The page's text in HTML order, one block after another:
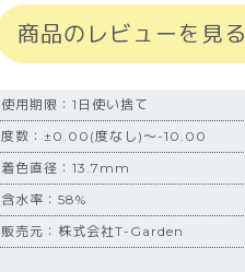
商品のレビューを見る
使用期限：1日使い捨て
度数：±0.00(度なし)～-10.00
着色直径：13.7mm
含水率：58%
販売元：株式会社T-Garden